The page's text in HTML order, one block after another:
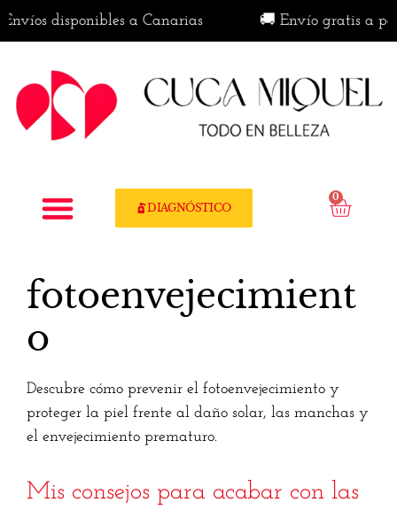
disponibles a Canarias 🚚 Envío gratis a
DIAGNÓSTICO
0
fotoenvejecimient
o
Descubre cómo prevenir el fotoenvejecimiento y
proteger la piel frente al daño solar, las manchas y
el envejecimiento prematuro.
Mis consejos para acabar con las